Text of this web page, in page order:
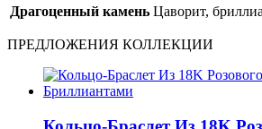
Драгоценный камень Цаворит,
ПРЕДЛОЖЕНИЯ КОЛЛЕКЦИИ